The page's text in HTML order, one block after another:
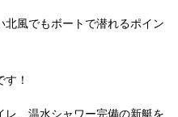
風でもボートで潜れるポイン
！
、温水シャワー完備の新艇を